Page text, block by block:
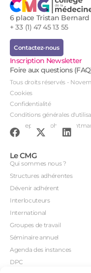
6 place Tristan Bernard
+ 33 (1) 47 45 13 55
Contactez-nous
Inscription Newsletter
Foire aux questions
Tous droits réservés -
Cookies
Confidentialité
Conditions générales
Conception : John
Le CMG
Qui sommes nous ?
Structures adhérentes
Dévenir adhérent
Interlocuteurs
International
Groupes de travail
Séminaire annuel
Agenda des instances
DPC